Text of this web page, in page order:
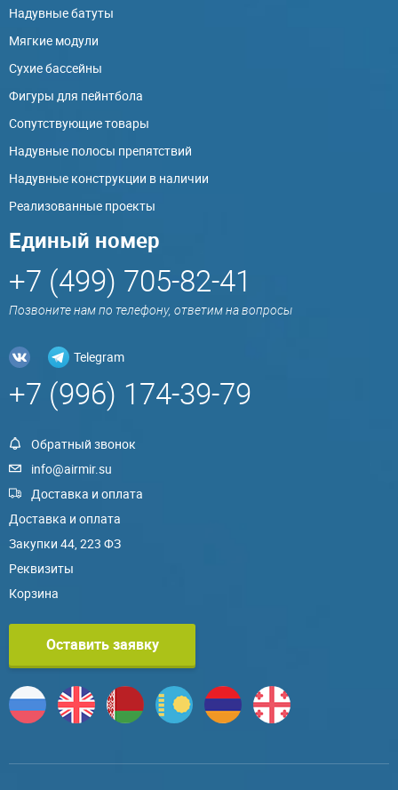
Надувные батуты
Мягкие модули
Сухие бассейны
Фигуры для пейнтбола
Сопутствующие товары
Надувные полосы препятствий
Надувные конструкции в наличии
Реализованные проекты
Единый номер
+7 (499) 705-82-41
Позвоните нам по телефону, ответим на вопросы
Telegram
+7 (996) 174-39-79
Обратный звонок
info@airmir.su
Доставка и оплата
Доставка и оплата
Закупки 44, 223 ФЗ
Реквизиты
Корзина
Оставить заявку